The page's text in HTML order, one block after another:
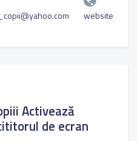
website
Activează
de ecran